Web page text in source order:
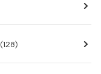
(128)